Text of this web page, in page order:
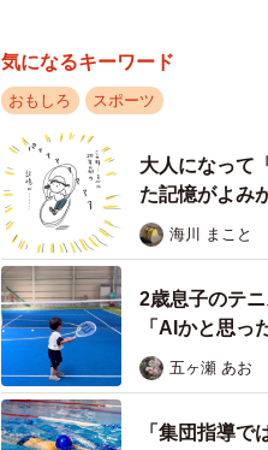
気になるキーワード
おもしろ スポーツ
大人になって
た記憶がよみ
【漫画】
海川 まこと
2歳息子のテ
「AIかと思っ
五ヶ瀬 あお
「集団指導